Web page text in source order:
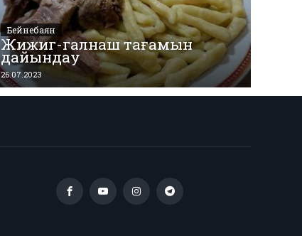
Бейнебаян
Жижиг-галнаш тағамын
дайындау
26.07.2023